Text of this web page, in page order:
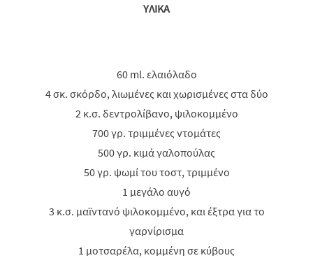
ΥΛΙΚΑ
60 ml. ελαιόλαδο
4 σκ. σκόρδο, λιωμένες και χωρισμένες στα δύο
2 κ.σ. δεντρολίβανο, ψιλοκομμένο
700 γρ. τριμμένες ντομάτες
500 γρ. κιμά γαλοπούλας
50 γρ. ψωμί του τοστ, τριμμένο
1 μεγάλο αυγό
3 κ.σ. μαϊντανό ψιλοκομμένο, και έξτρα για το
γαρνίρισμα
1 μοτσαρέλα, κομμένη σε κύβους